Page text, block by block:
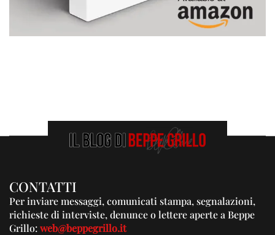
CONTATTI
Per inviare messaggi, comunicati stampa, segnalazioni,
richieste di interviste, denunce o lettere aperte a Beppe
Grillo:web@beppegrillo.it